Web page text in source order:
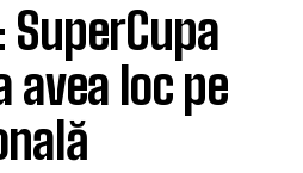
avea loc pe